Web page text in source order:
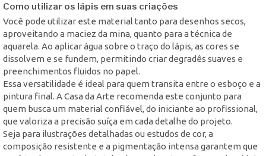
Como utilizar os lápis em suas criações
Você pode utilizar este material tanto para desenhos secos,
aproveitando a maciez da mina, quanto para a técnica de
aquarela. Ao aplicar água sobre o traço do lápis, as cores se
dissolvem e se fundem, permitindo criar degradês suaves e
preenchimentos fluidos no papel.
Essa versatilidade é ideal para quem transita entre o esboço e a
pintura final. A Casa da Arte recomenda este conjunto para
quem busca um material confiável, do iniciante ao profissional,
que valoriza a precisão suíça em cada detalhe do projeto.
Seja para ilustrações detalhadas ou estudos de cor, a
composição resistente e a pigmentação intensa garantem que